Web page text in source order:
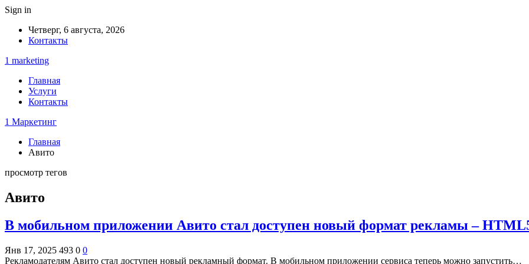
Sign in
Четверг, 6 августа, 2026
Контакты
1 marketing
Главная
Услуги
Контакты
1 Маркетинг
Главная
Авито
просмотр тегов
Авито
В мобильном приложении Авито стал доступен новый формат рекламы –
Янв 17, 2025 493 0 0
Рекламодателям Авито стал доступен новый рекламный формат. В мобильном приложении сервиса теперь можно запустить…